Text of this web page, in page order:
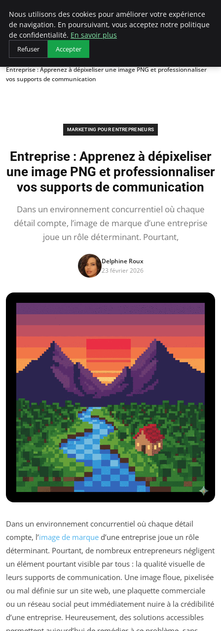
LECFCM
Accueil
Marketing pour entrepreneurs
Entreprise : Apprenez à dépixeliser une image PNG et professionnaliser
vos supports de communication
MARKETING POUR ENTREPRENEURS
Entreprise : Apprenez à dépixeliser
une image PNG et professionnaliser
vos supports de communication
Dans un environnement concurrentiel où chaque
détail compte, l’image de marque d’une entreprise
joue un rôle déterminant. Pourtant,
Delphine Roux
23 février 2026
Dans un environnement concurrentiel où chaque détail
compte, l’image de marque d’une entreprise joue un rôle
déterminant. Pourtant, de nombreux entrepreneurs négligent
un élément pourtant visible par tous : la qualité visuelle de
leurs supports de communication. Une image floue, pixelisée
ou mal définie sur un site web, une plaquette commerciale
ou un réseau social peut immédiatement nuire à la crédibilité
d’une entreprise. Heureusement, des solutions accessibles
Nous utilisons des cookies pour améliorer votre expérience
de navigation. En poursuivant, vous acceptez notre politique
de confidentialité. En savoir plus
Refuser Accepter